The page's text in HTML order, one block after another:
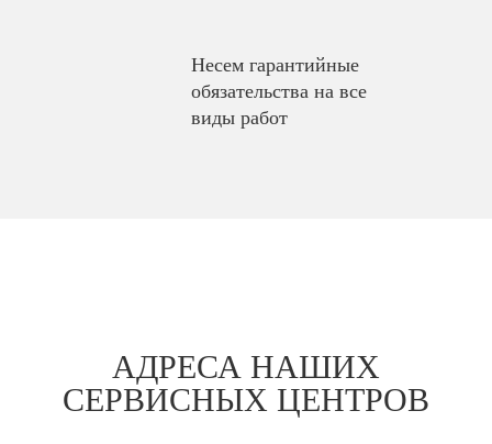
Несем гарантийные
обязательства на все
виды работ
АДРЕСА НАШИХ
СЕРВИСНЫХ ЦЕНТРОВ